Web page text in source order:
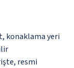
konaklama yeri
resmi